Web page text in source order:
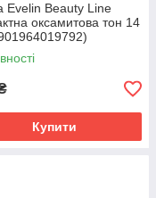
Evelin Beauty Line
оксамитова тон 14
Купити